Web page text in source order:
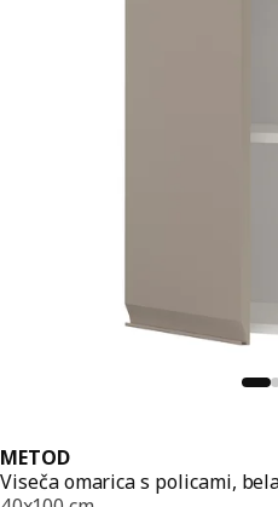
METOD
Viseča omarica s policami,